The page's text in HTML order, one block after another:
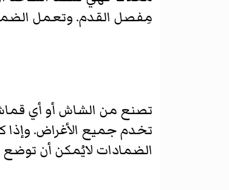
مِفصل القدم. وتعمل
تخدم جميع الأغراض. وإذا
الضمادات لايُمكن أن